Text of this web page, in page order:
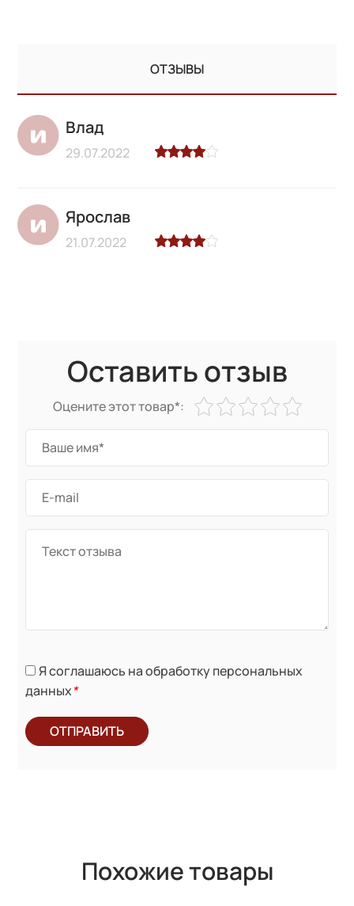
ОТЗЫВЫ
Влад
29.07.2022
Ярослав
21.07.2022
Оставить отзыв
Оцените этот товар*:
Я соглашаюсь на обработку персональных
данных*
ОТПРАВИТЬ
Похожие товары